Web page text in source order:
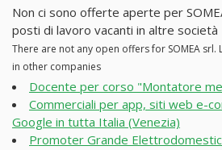
Non ci sono offerte aperte per
posti di lavoro vacanti in altre società
There are not any open offers for SOMEA
in other companies
Docente per corso "Montatore
Commerciali per app, siti web e-
Google in tutta Italia (Venezia)
Promoter Grande